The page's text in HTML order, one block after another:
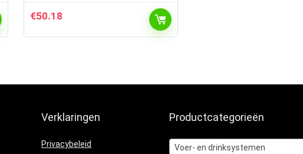
€50.18
Verklaringen
Privacybeleid
Productcategorieën
Voer- en drinksystemen